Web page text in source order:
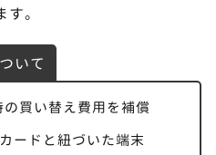
。
いて
買い替え費用を補償
ードと紐づいた端末